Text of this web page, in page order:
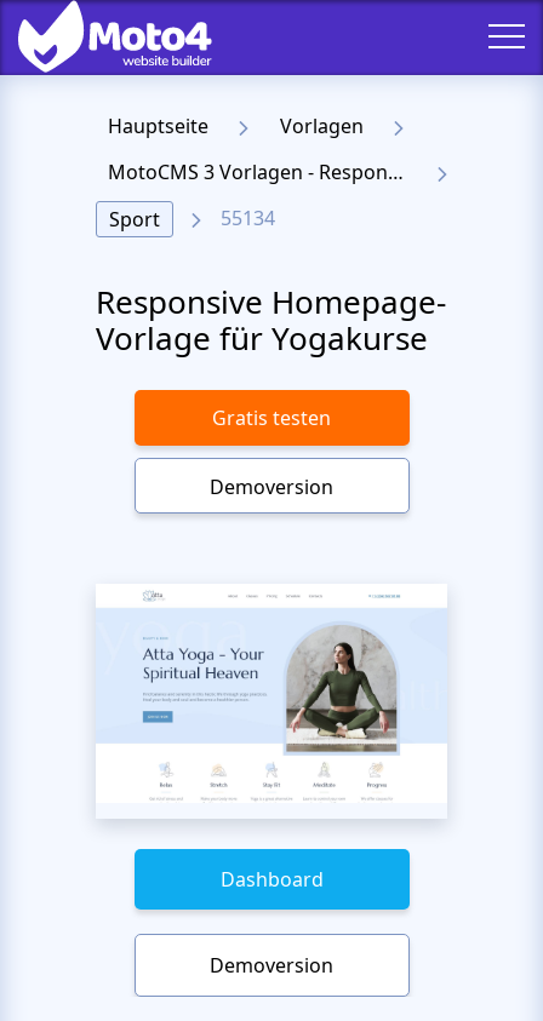
Hauptseite
Vorlagen
MotoCMS 3 Vorlagen - Responsive Templates für Website
Sport
55134
Responsive Homepage-
Vorlage für Yogakurse
Gratis testen
Demoversion
Dashboard
Demoversion